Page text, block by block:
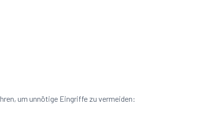
um unnötige Eingriffe zu vermeiden: